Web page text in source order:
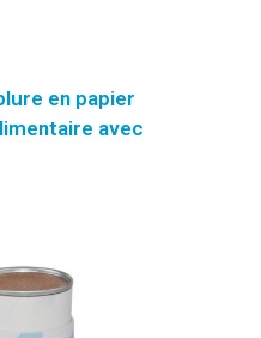
en papier
avec